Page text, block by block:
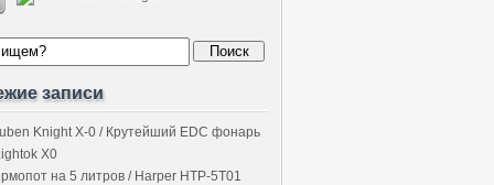
записи
Knight X-0 / Крутейший EDC фонарь
X0
на 5 литров / Harper HTP-5T01